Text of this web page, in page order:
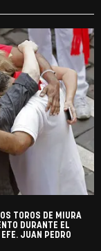
TOROS DE MIURA
DURANTE EL
JUAN PEDRO